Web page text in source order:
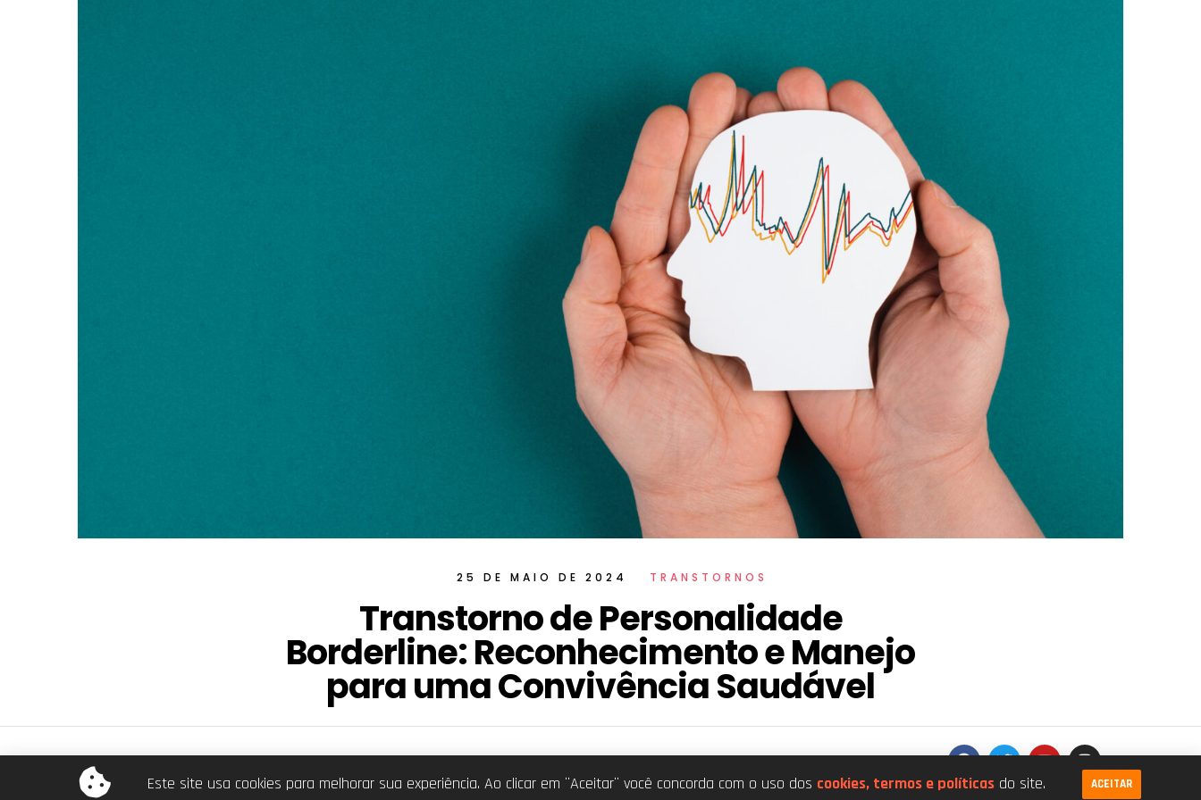
25 DE MAIO DE 2024 TRANSTORNOS
Transtorno de Personalidade
Borderline: Reconhecimento e Manejo
para uma Convivência Saudável
© Dra. Ana Beatriz. Todos os direitos reservados. Política de PrivacidadeTermos de uso CNPJ: 19.675.026/0001-68
Este site usa cookies para melhorar sua experiência. Ao clicar em ¨Aceitar¨ você concorda com o uso dos cookies, termos e políticasdo site. ACEITAR